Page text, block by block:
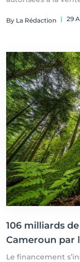
décision de la
By La Rédaction | 29
106 milliards
Cameroun par
Le financement